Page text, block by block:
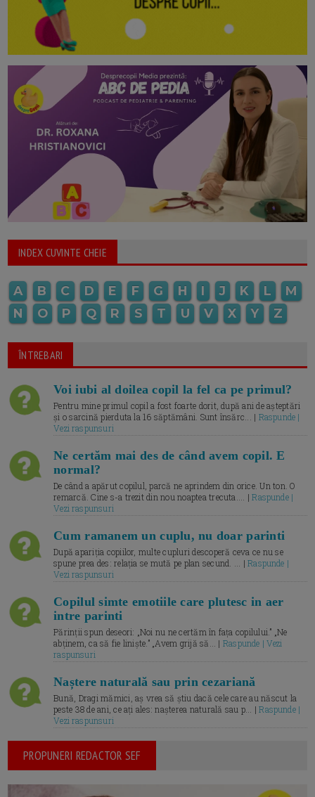
INDEX CUVINTE CHEIE
A B C D E F G H I J K L
M
N
O P Q R S T U V X Y Z
ÎNTREBARI
Voi iubi al doilea copil la fel ca pe primul?
Pentru mine primul copil a fost foarte dorit, după ani de așteptări
și o sarcină pierduta la 16 săptămâni. Sunt însărc... | Raspunde |
Vezi raspunsuri
Ne certăm mai des de când avem copil. E
normal?
De când a apărut copilul, parcă ne aprindem din orice. Un ton. O
remarcă. Cine s-a trezit din nou noaptea trecuta.... |Raspunde |
Vezi raspunsuri
Cum ramanem un cuplu, nu doar parinti
După apariția copiilor, multe cupluri descoperă ceva ce nu se
spune prea des: relația se mută pe plan secund. ... |Raspunde |
Vezi raspunsuri
Copilul simte emotiile care plutesc in aer
intre parinti
Părinții spun deseori: „Noi nu ne certăm în fața copilului.” „Ne
abținem, ca să fie liniște.” „Avem grijă să... | Raspunde | Vezi
raspunsuri
Naștere naturală sau prin cezariană
Bună, Dragi mămici, aș vrea să știu dacă cele care au născut la
peste 38 de ani, ce ați ales: nașterea naturală sau p... |Raspunde |
Vezi raspunsuri
PROPUNERI REDACTOR SEF